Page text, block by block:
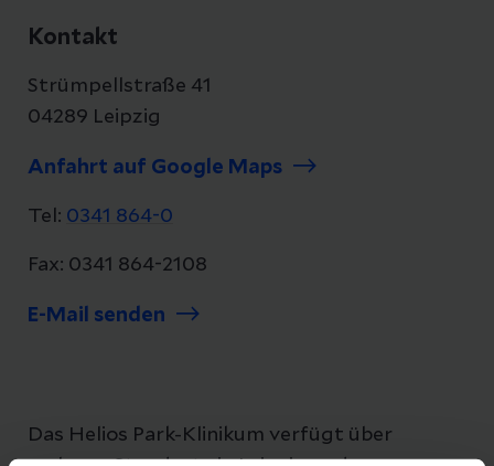
Kontakt
Strümpellstraße 41
04289 Leipzig
Anfahrt auf Google Maps
Tel: 0341 864-0
Fax: 0341 864-2108
E-Mail senden
Das Helios Park-Klinikum verfügt über